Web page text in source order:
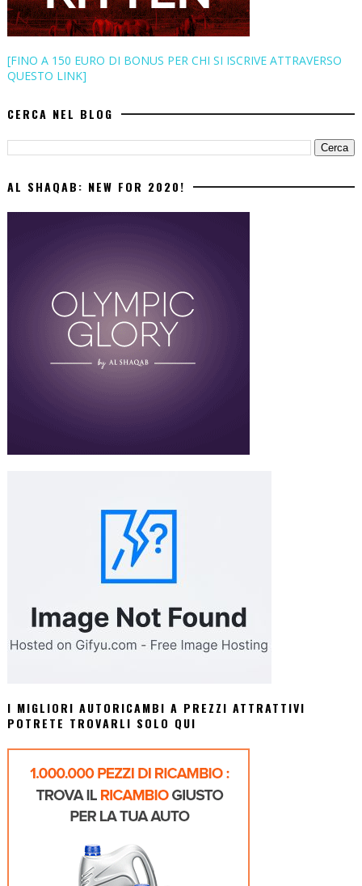
[FINO A 150 EURO DI BONUS PER CHI SI ISCRIVE ATTRAVERSO
QUESTO LINK]
CERCA NEL BLOG
AL SHAQAB: NEW FOR 2020!
I MIGLIORI AUTORICAMBI A PREZZI ATTRATTIVI
POTRETE TROVARLI SOLO QUI